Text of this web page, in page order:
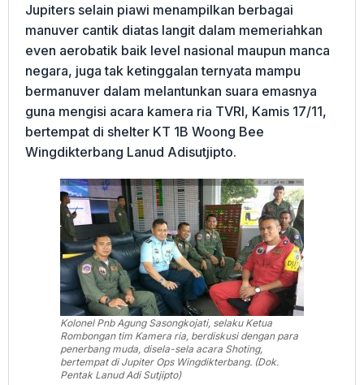
Jupiters selain piawi menampilkan berbagai
manuver cantik diatas langit dalam memeriahkan
even aerobatik baik level nasional maupun manca
negara, juga tak ketinggalan ternyata mampu
bermanuver dalam melantunkan suara emasnya
guna mengisi acara kamera ria TVRI, Kamis 17/11,
bertempat di shelter KT 1B Woong Bee
Wingdikterbang Lanud Adisutjipto.
Kolonel Pnb Agung Sasongkojati, selaku Ketua
Rombongan tim Kamera ria, berdiskusi dengan para
penerbang muda, disela-sela acara Shoting,
bertempat di Jupiter Ops Wingdikterbang. (Dok.
Pentak Lanud Adi Sutjipto)